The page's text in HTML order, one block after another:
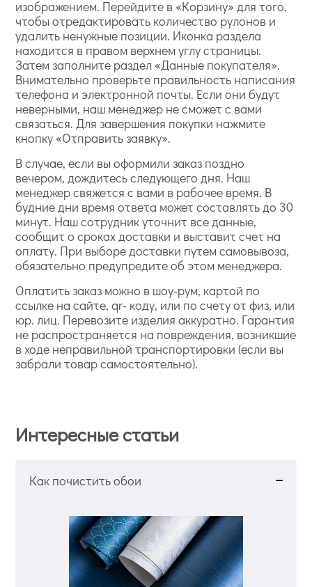
изображением. Перейдите в «Корзину» для того,
чтобы отредактировать количество рулонов и
удалить ненужные позиции. Иконка раздела
находится в правом верхнем углу страницы.
Затем заполните раздел «Данные покупателя».
Внимательно проверьте правильность написания
телефона и электронной почты. Если они будут
неверными, наш менеджер не сможет с вами
связаться. Для завершения покупки нажмите
кнопку «Отправить заявку».
В случае, если вы оформили заказ поздно
вечером, дождитесь следующего дня. Наш
менеджер свяжется с вами в рабочее время. В
будние дни время ответа может составлять до 30
минут. Наш сотрудник уточнит все данные,
сообщит о сроках доставки и выставит счет на
оплату. При выборе доставки путем самовывоза,
обязательно предупредите об этом менеджера.
Оплатить заказ можно в шоу-рум, картой по
ссылке на сайте, qr- коду, или по счету от физ, или
юр. лиц. Перевозите изделия аккуратно. Гарантия
не распространяется на повреждения, возникшие
в ходе неправильной транспортировки (если вы
забрали товар самостоятельно).
Интересные статьи
Как почистить обои